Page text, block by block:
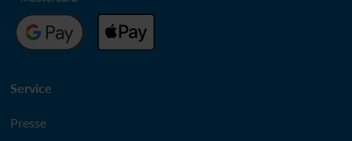
Service
Presse